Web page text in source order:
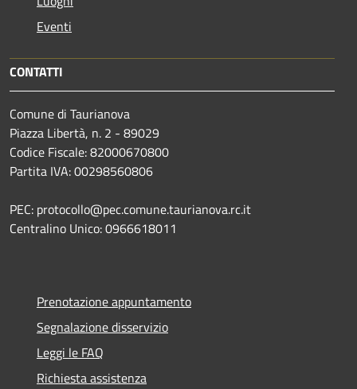
Eventi
CONTATTI
Comune di Taurianova
Piazza Libertà, n. 2 - 89029
Codice Fiscale: 82000670800
Partita IVA: 00298560806
PEC: protocollo@pec.comune.taurianova.rc.it
Centralino Unico: 0966618011
Prenotazione appuntamento
Segnalazione disservizio
Leggi le FAQ
Richiesta assistenza